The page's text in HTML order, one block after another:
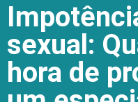
sexual:
hora de